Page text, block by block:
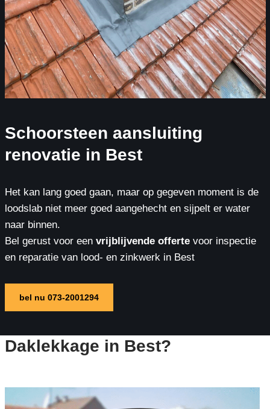
Schoorsteen aansluiting
renovatie in Best
Het kan lang goed gaan, maar op gegeven moment is de
loodslab niet meer goed aangehecht en sijpelt er water
naar binnen.
Bel gerust voor eenvrijblijvende offertevoor inspectie
en reparatie van lood- en zinkwerk in Best
bel nu 073-2001294
Daklekkage in Best?